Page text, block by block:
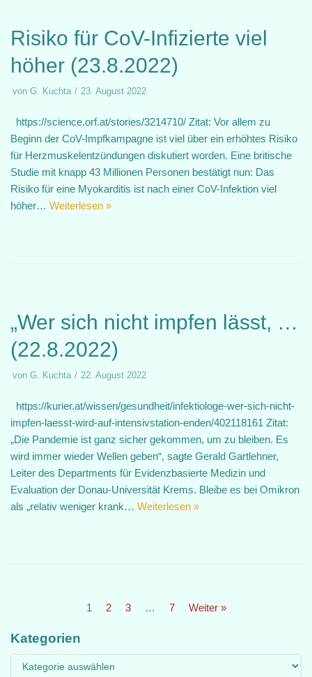
Risiko für CoV-Infizierte viel
höher (23.8.2022)
von G. Kuchta 23. August 2022
https://science.orf.at/stories/3214710/ Zitat: Vor allem zu
Beginn der CoV-Impfkampagne ist viel über ein erhöhtes Risiko
für Herzmuskelentzündungen diskutiert worden. Eine britische
Studie mit knapp 43 Millionen Personen bestätigt nun: Das
Risiko für eine Myokarditis ist nach einer CoV-Infektion viel
höher… Weiterlesen »
„Wer sich nicht impfen lässt, …
(22.8.2022)
von G. Kuchta 22. August 2022
https://kurier.at/wissen/gesundheit/infektiologe-wer-sich-nicht-
impfen-laesst-wird-auf-intensivstation-enden/402118161 Zitat:
„Die Pandemie ist ganz sicher gekommen, um zu bleiben. Es
wird immer wieder Wellen geben“, sagte Gerald Gartlehner,
Leiter des Departments für Evidenzbasierte Medizin und
Evaluation der Donau-Universität Krems. Bleibe es bei Omikron
als „relativ weniger krank… Weiterlesen »
1 2 3 … 7 Weiter »
Kategorien